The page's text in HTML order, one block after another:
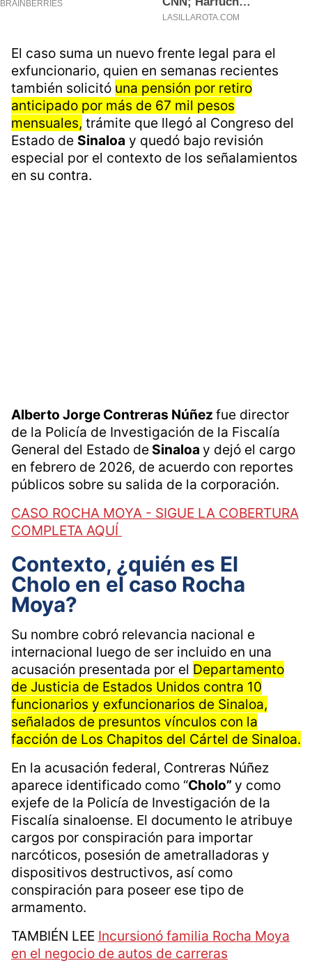
El caso suma un nuevo frente legal para el
exfuncionario, quien en semanas recientes
también solicitó una pensión por retiro
anticipado por más de 67 mil pesos
mensuales, trámite que llegó al Congreso del
Estado de Sinaloa y quedó bajo revisión
especial por el contexto de los señalamientos
en su contra.
Alberto Jorge Contreras Núñez fue director
de la Policía de Investigación de la Fiscalía
General del Estado de Sinaloa y dejó el cargo
en febrero de 2026, de acuerdo con reportes
públicos sobre su salida de la corporación.
CASO ROCHA MOYA - SIGUE LA COBERTURA
COMPLETA AQUÍ
Contexto, ¿quién es El
Cholo en el caso Rocha
Moya?
Su nombre cobró relevancia nacional e
internacional luego de ser incluido en una
acusación presentada por el Departamento
de Justicia de Estados Unidos contra 10
funcionarios y exfuncionarios de Sinaloa,
señalados de presuntos vínculos con la
facción de Los Chapitos del Cártel de Sinaloa.
En la acusación federal, Contreras Núñez
aparece identificado como “Cholo” y como
exjefe de la Policía de Investigación de la
Fiscalía sinaloense. El documento le atribuye
cargos por conspiración para importar
narcóticos, posesión de ametralladoras y
dispositivos destructivos, así como
conspiración para poseer ese tipo de
armamento.
TAMBIÉN LEE Incursionó familia Rocha Moya
en el negocio de autos de carreras